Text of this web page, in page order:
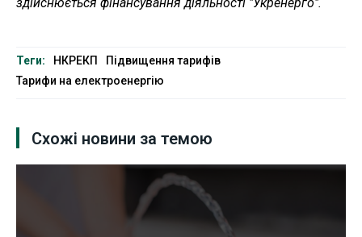
Теги: НКРЕКП
Підвищення тарифів
Тарифи на електроенергію
Схожі новини за темою